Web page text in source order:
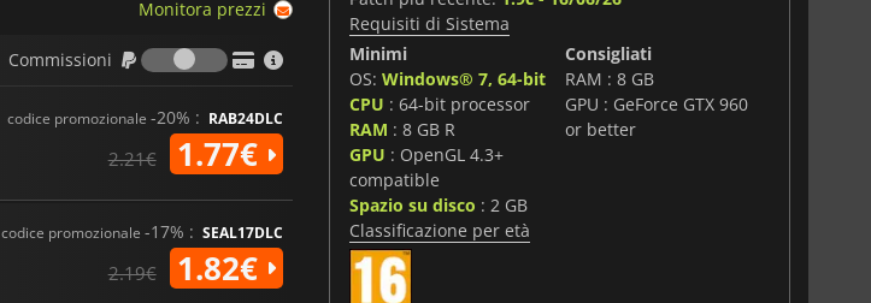
Monitora prezzi
Commissioni
Commissioni
codice promozionale -20% : RAB24DLC
2.21€ 1.77€
codice promozionale -17% : SEAL17DLC
2.19€ 1.82€
Requisiti di Sistema
Minimi
OS: Windows® 7, 64-bit
CPU : 64-bit processor
RAM : 8 GB R
GPU : OpenGL 4.3+
compatible
Spazio su disco : 2 GB
Consigliati
RAM : 8 GB
GPU : GeForce GTX 960
or better
Classificazione per età